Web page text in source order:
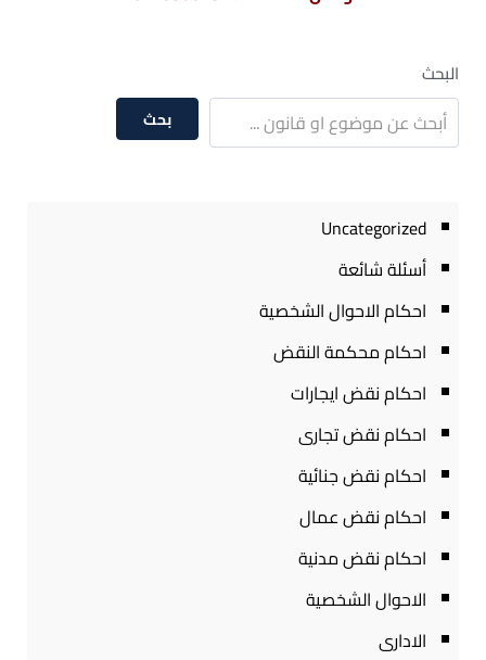
البحث
بحث
Uncategorized
أسئلة شائعة
احكام الاحوال الشخصية
احكام محكمة النقض
احكام نقض ايجارات
احكام نقض تجارى
احكام نقض جنائية
احكام نقض عمال
احكام نقض مدنية
الاحوال الشخصية
الادارى